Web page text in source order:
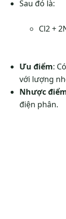
Sau đó là:
Cl2 +
Ưu điểm:
với lượng
Nhược
điện phân.